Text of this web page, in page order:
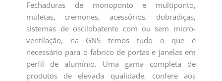
Fechaduras de monoponto e multiponto,
muletas, cremones, acessórios, dobradiças,
sistemas de oscilobatente com ou sem micro-
ventilação, na GNS temos tudo o que é
necessário para o fabrico de portas e janelas em
perfil de alumínio. Uma gama completa de
produtos de elevada qualidade, confere aos